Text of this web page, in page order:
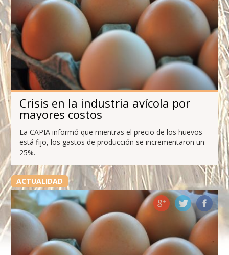
Crisis en la industria avícola por
mayores costos
La CAPIA informó que mientras el precio de los huevos
está fijo, los gastos de producción se incrementaron un
25%.
ACTUALIDAD